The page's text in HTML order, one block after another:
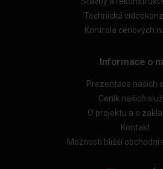
Technická
Kontrola cenových
Informace o
Prezentace našich
Ceník našich
O projektu a o
Kontakt
Možnosti bližší obchodní